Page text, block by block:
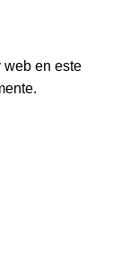
web en este